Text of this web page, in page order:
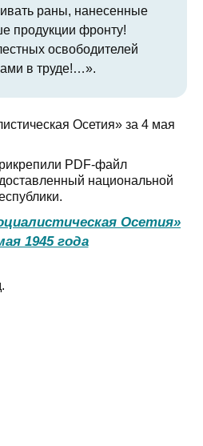
раны, нанесенные
продукции фронту!
освободителей
в труде!…».
Осетия» за 4 мая
PDF-файл
национальной
Осетия»
1945 года